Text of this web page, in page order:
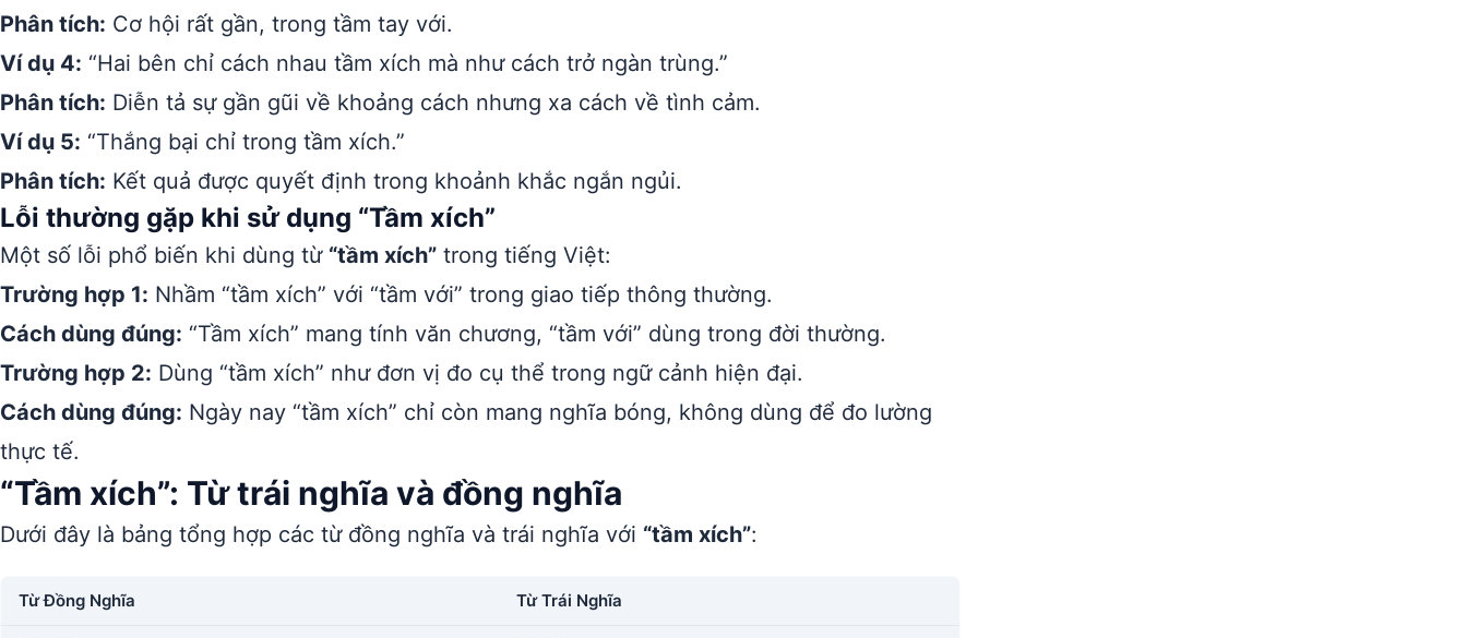
Phân tích: Cơ hội rất gần, trong tầm tay với.
Ví dụ 4: “Hai bên chỉ cách nhau tầm xích mà như cách trở ngàn trùng.”
Phân tích: Diễn tả sự gần gũi về khoảng cách nhưng xa cách về tình cảm.
Ví dụ 5: “Thắng bại chỉ trong tầm xích.”
Phân tích: Kết quả được quyết định trong khoảnh khắc ngắn ngủi.
Lỗi thường gặp khi sử dụng “Tầm xích”
Một số lỗi phổ biến khi dùng từ “tầm xích” trong tiếng Việt:
Trường hợp 1: Nhầm “tầm xích” với “tầm với” trong giao tiếp thông thường.
Cách dùng đúng: “Tầm xích” mang tính văn chương, “tầm với” dùng trong đời thường.
Trường hợp 2: Dùng “tầm xích” như đơn vị đo cụ thể trong ngữ cảnh hiện đại.
Cách dùng đúng: Ngày nay “tầm xích” chỉ còn mang nghĩa bóng, không dùng để đo lường
thực tế.
“Tầm xích”: Từ trái nghĩa và đồng nghĩa
Dưới đây là bảng tổng hợp các từ đồng nghĩa và trái nghĩa với “tầm xích”:
Từ Đồng Nghĩa Từ Trái Nghĩa